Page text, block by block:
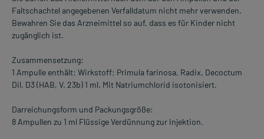
Faltschachtel angegebenen Verfalldatum nicht mehr verwenden.
Bewahren Sie das Arzneimittel so auf, dass es für Kinder nicht
zugänglich ist.
Zusammensetzung:
1 Ampulle enthält: Wirkstoff: Primula farinosa, Radix, Decoctum
Dil. D3 (HAB, V. 23b) 1 ml. Mit Natriumchlorid isotonisiert.
Darreichungsform und Packungsgröße:
8 Ampullen zu 1 ml Flüssige Verdünnung zur Injektion.